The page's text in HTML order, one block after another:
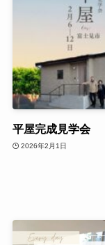
平屋完成見学会
2026年2月1日